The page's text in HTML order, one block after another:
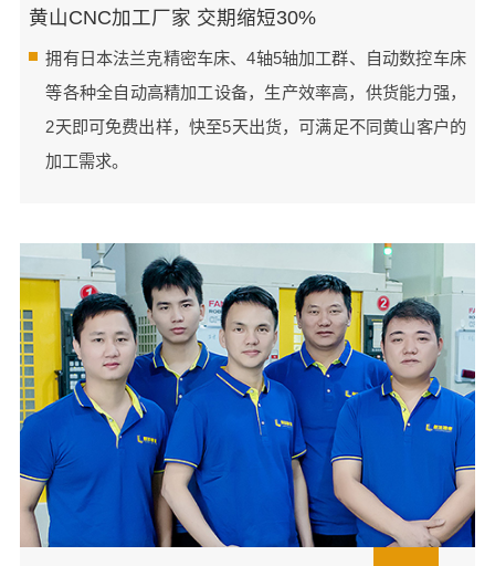
黄山CNC加工厂家 交期缩短30%
拥有日本法兰克精密车床、4轴5轴加工群、自动数控车床
等各种全自动高精加工设备，生产效率高，供货能力强，
2天即可免费出样，快至5天出货，可满足不同黄山客户的
加工需求。